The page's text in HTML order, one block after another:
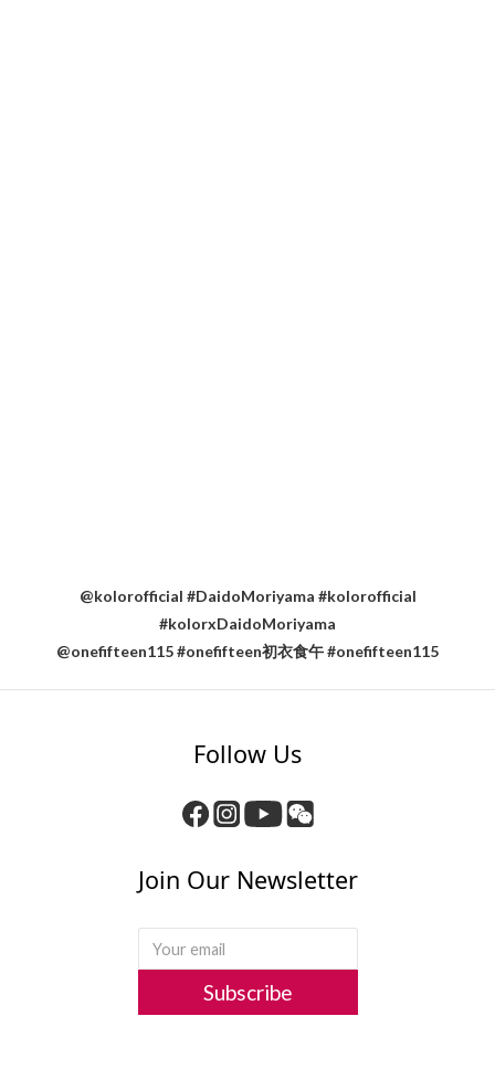
@kolorofficial #DaidoMoriyama #kolorofficial
#kolorxDaidoMoriyama
@onefifteen115 #onefifteen初衣食午 #onefifteen115
Follow Us
Join Our Newsletter
Subscribe